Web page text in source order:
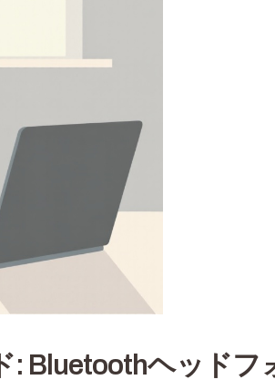
: Bluetoothヘッド